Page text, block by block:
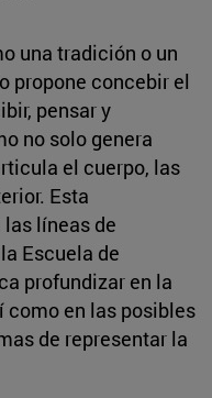
una tradición o un
propone concebir el
pensar y
no solo genera
el cuerpo, las
Esta
líneas de
Escuela de
profundizar en la
en las posibles
de representar la